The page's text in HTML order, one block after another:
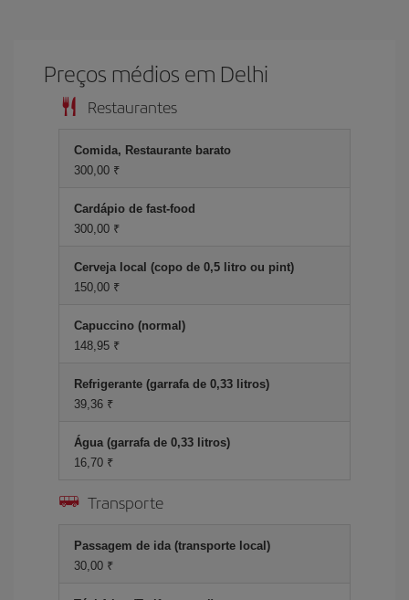
Preços médios em Delhi
Restaurantes
Comida, Restaurante barato
300,00 ₹
Cardápio de fast-food
300,00 ₹
Cerveja local (copo de 0,5 litro ou pint)
150,00 ₹
Capuccino (normal)
148,95 ₹
Refrigerante (garrafa de 0,33 litros)
39,36 ₹
Água (garrafa de 0,33 litros)
16,70 ₹
Transporte
Passagem de ida (transporte local)
30,00 ₹